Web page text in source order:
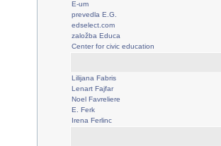
E-um
prevedla E.G.
edselect.com
založba Educa
Center for civic education
Lilijana Fabris
Lenart Fajfar
Noel Favreliere
E. Ferk
Irena Ferlinc